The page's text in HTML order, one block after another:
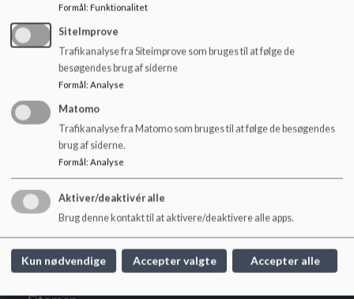
Dokumenter
Mobilpolitik
Fredensborg Skole
Humlebækvej 10, 3480 Fredensborg
fredensborgskole@fredensborg.dk
+45 72562012
EAN NR. 5798008284427
Tilgængelighedserklæring
Formål: Funktionalitet
SiteImprove
Trafikanalyse fra Siteimprove som bruges til at følge de
besøgendes brug af siderne
Formål: Analyse
Matomo
Trafikanalyse fra Matomo som bruges til at følge de besøgendes
brug af siderne.
Formål: Analyse
Aktiver/deaktivér alle
Brug denne kontakt til at aktivere/deaktivere alle apps.
Kun nødvendige Accepter valgte Accepter alle